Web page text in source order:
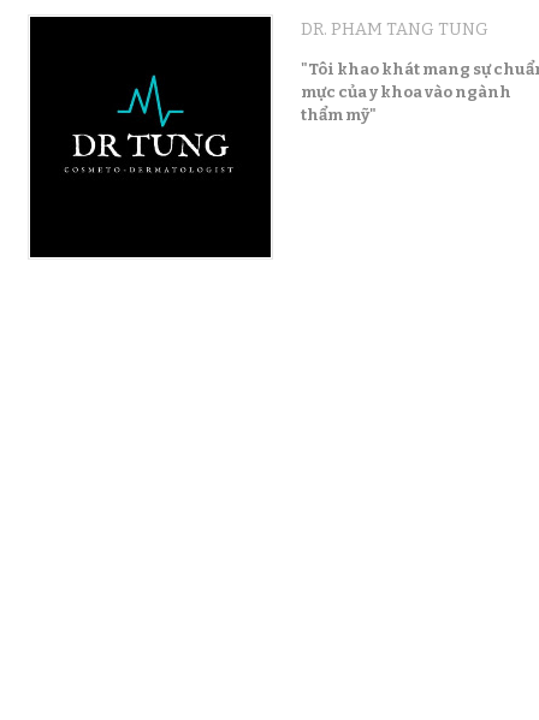
DR. PHAM TANG TUNG
"Tôi khao khát mang sự
mực của y khoa vào ngành
thẩm mỹ"